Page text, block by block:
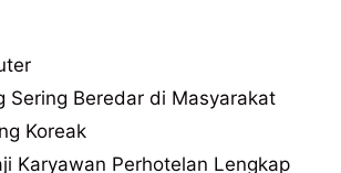
Sering Beredar di Masyarakat
Koreak
Karyawan Perhotelan Lengkap